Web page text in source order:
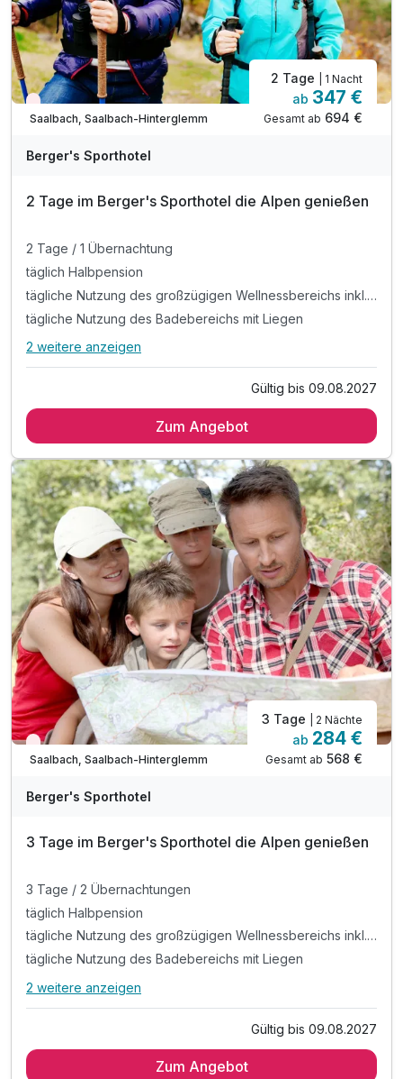
Wieder frei ab September
Saalbach, Saalbach-Hinterglemm
2 Tage | 1 Nacht
ab 347 €
Gesamt ab 694 €
Berger's Sporthotel
2 Tage im Berger's Sporthotel die Alpen genießen
2 Tage / 1 Übernachtung
täglich Halbpension
tägliche Nutzung des großzügigen Wellnessbereichs inkl. Sauna. Erlebnisdusche und Dampfbad
tägliche Nutzung des Badebereichs mit Liegen
Alle Inklusivleistungen
Sauna. Erlebnisdusche und Dampfbad
tägliche Nutzung des Badebereichs mit Liegen
Nutzung der Seilbahnen, Minigolfanlagen und weitere
Ermäßigungen im Rahmen der "JOKER CARD"
WLAN-Nutzung
2 weitere anzeigen
Gültig bis 09.08.2027
Zum Angebot
Wieder frei ab September
Saalbach, Saalbach-Hinterglemm
3 Tage | 2 Nächte
ab 284 €
Gesamt ab 568 €
Berger's Sporthotel
3 Tage im Berger's Sporthotel die Alpen genießen
3 Tage / 2 Übernachtungen
täglich Halbpension
tägliche Nutzung des großzügigen Wellnessbereichs inkl. Sauna. Erlebnisdusche und Dampfbad
tägliche Nutzung des Badebereichs mit Liegen
Alle Inklusivleistungen
2 weitere anzeigen
Gültig bis 09.08.2027
Zum Angebot